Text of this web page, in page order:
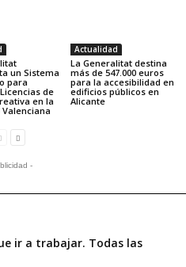
un Sistema
para
de
en la
Actualidad
La Generalitat destina
más de 547.000 euros
para la accesibilidad en
edificios públicos en
Alicante
-
ir a trabajar. Todas las